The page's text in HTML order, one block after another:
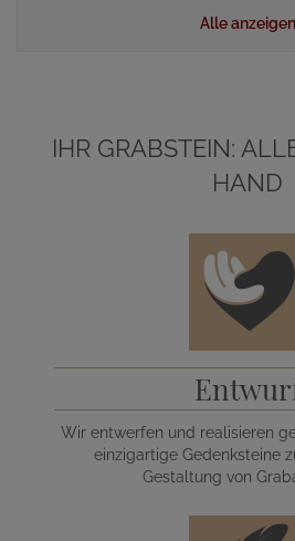
Alle anzeigen
IHR GRABSTEIN:
HAND
Wir entwerfen und realisieren
einzigartige Gedenksteine
Gestaltung von